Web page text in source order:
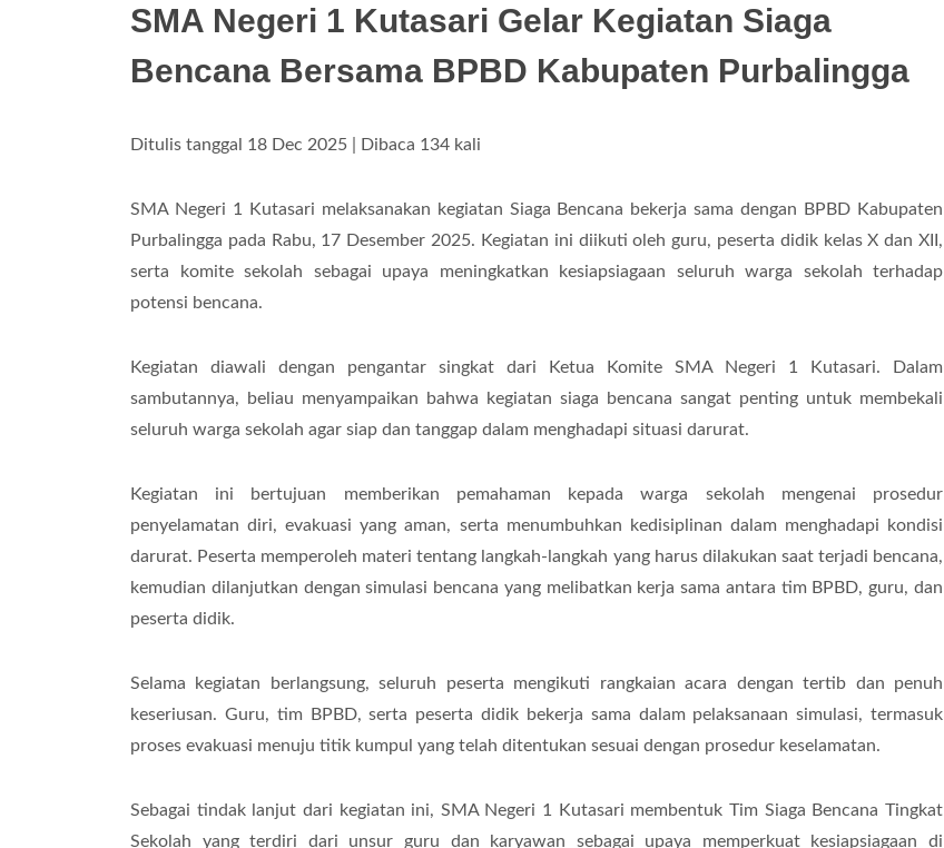
SMA Negeri 1 Kutasari Gelar Kegiatan Siaga
Bencana Bersama BPBD Kabupaten Purbalingga
Ditulis tanggal 18 Dec 2025 | Dibaca 134 kali
SMA Negeri 1 Kutasari melaksanakan kegiatan Siaga Bencana bekerja sama dengan BPBD Kabupaten
Purbalingga pada Rabu, 17 Desember 2025. Kegiatan ini diikuti oleh guru, peserta didik kelas X dan XII,
serta komite sekolah sebagai upaya meningkatkan kesiapsiagaan seluruh warga sekolah terhadap
potensi bencana.
Kegiatan diawali dengan pengantar singkat dari Ketua Komite SMA Negeri 1 Kutasari. Dalam
sambutannya, beliau menyampaikan bahwa kegiatan siaga bencana sangat penting untuk membekali
seluruh warga sekolah agar siap dan tanggap dalam menghadapi situasi darurat.
Kegiatan ini bertujuan memberikan pemahaman kepada warga sekolah mengenai prosedur
penyelamatan diri, evakuasi yang aman, serta menumbuhkan kedisiplinan dalam menghadapi kondisi
darurat. Peserta memperoleh materi tentang langkah-langkah yang harus dilakukan saat terjadi bencana,
kemudian dilanjutkan dengan simulasi bencana yang melibatkan kerja sama antara tim BPBD, guru, dan
peserta didik.
Selama kegiatan berlangsung, seluruh peserta mengikuti rangkaian acara dengan tertib dan penuh
keseriusan. Guru, tim BPBD, serta peserta didik bekerja sama dalam pelaksanaan simulasi, termasuk
proses evakuasi menuju titik kumpul yang telah ditentukan sesuai dengan prosedur keselamatan.
Sebagai tindak lanjut dari kegiatan ini, SMA Negeri 1 Kutasari membentuk Tim Siaga Bencana Tingkat
Sekolah yang terdiri dari unsur guru dan karyawan sebagai upaya memperkuat kesiapsiagaan di